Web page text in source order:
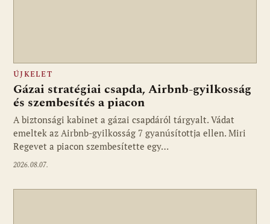
ÚJKELET
Gázai stratégiai csapda, Airbnb-gyilkosság
és szembesítés a piacon
A biztonsági kabinet a gázai csapdáról tárgyalt. Vádat
emeltek az Airbnb-gyilkosság 7 gyanúsítottja ellen. Miri
Regevet a piacon szembesítette egy…
2026.08.07.